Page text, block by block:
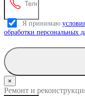
Я принимаю
обработки персональных
×
Ремонт и